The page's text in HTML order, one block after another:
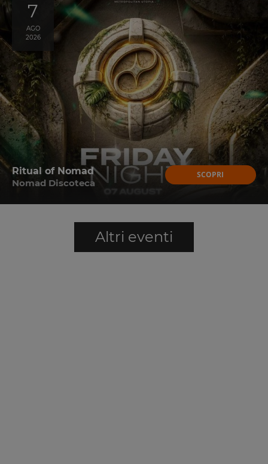
7
AGO
2026
Ritual of Nomad
Nomad Discoteca
SCOPRI
Altri eventi